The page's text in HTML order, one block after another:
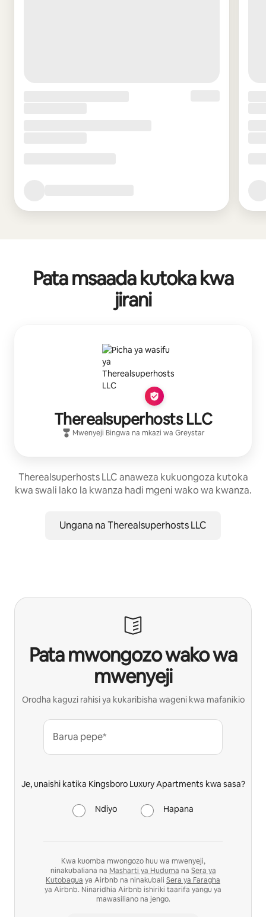
Pata msaada kutoka kwa
jirani
Therealsuperhosts LLC
Mwenyeji Bingwa na mkazi wa Greystar
Therealsuperhosts LLC anaweza kukuongoza kutoka
kwa swali lako la kwanza hadi mgeni wako wa kwanza.
Ungana na Therealsuperhosts LLC
Pata mwongozo wako wa
mwenyeji
Orodha kaguzi rahisi ya kukaribisha wageni kwa mafanikio
Barua pepe*
Je, unaishi katika Kingsboro Luxury Apartments kwa sasa?
Ndiyo Hapana
Kwa kuomba mwongozo huu wa mwenyeji,
ninakubaliana na Masharti ya Huduma na Sera ya
Kutobagua ya Airbnb na ninakubali Sera ya Faragha
ya Airbnb. Ninaridhia Airbnb ishiriki taarifa yangu ya
mawasiliano na jengo.